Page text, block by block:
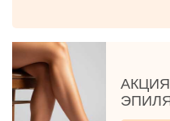
АКЦИЯ